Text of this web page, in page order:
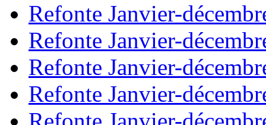
Refonte Janvier-
Refonte Janvier-
Refonte Janvier-
Refonte Janvier-